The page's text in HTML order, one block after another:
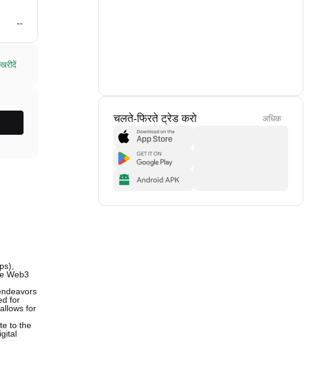
--
Web3
for
for
to the
चलते-फिरते ट्रेड करो अधिक